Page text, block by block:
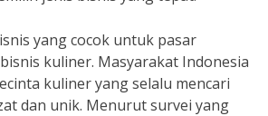
yang cocok untuk pasar
kuliner. Masyarakat Indonesia
kuliner yang selalu mencari
dan unik. Menurut survei yang